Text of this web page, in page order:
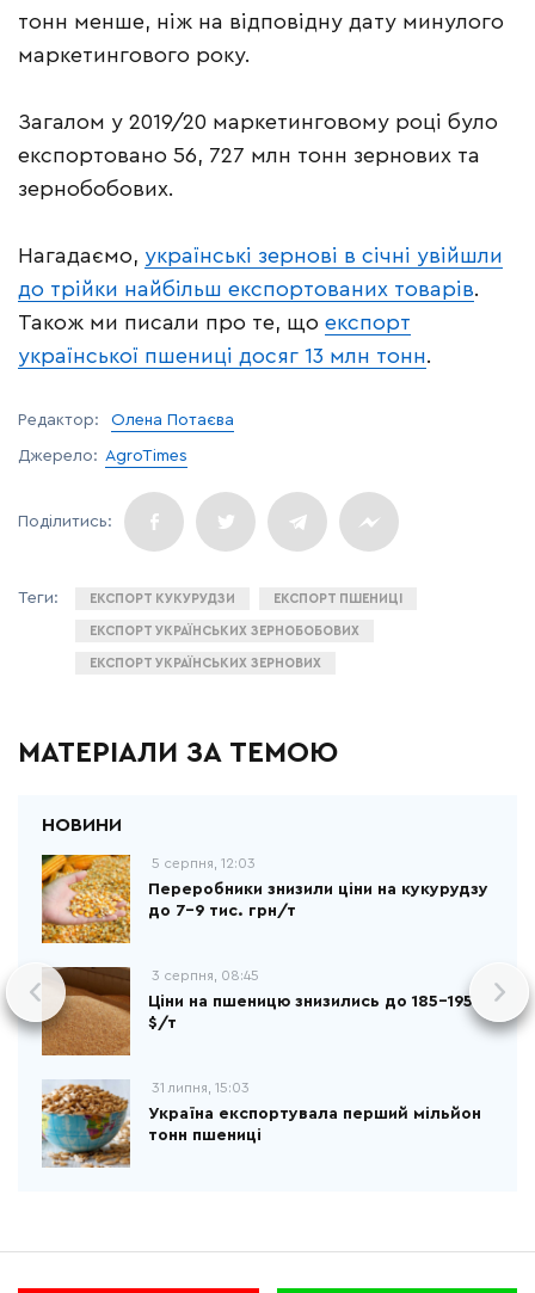
тонн менше, ніж на відповідну дату минулого
маркетингового року.
Загалом у 2019/20 маркетинговому році було
експортовано 56, 727 млн тонн зернових та
зернобобових.
Нагадаємо, українські зернові в січні увійшли
до трійки найбільш експортованих товарів.
Також ми писали про те, що експорт
української пшениці досяг 13 млн тонн.
Редактор: Олена Потаєва
Джерело: AgroTimes
ЕКСПОРТ КУКУРУДЗИ ЕКСПОРТ ПШЕНИЦІ
ЕКСПОРТ УКРАЇНСЬКИХ ЗЕРНОБОБОВИХ
ЕКСПОРТ УКРАЇНСЬКИХ ЗЕРНОВИХ
МАТЕРІАЛИ ЗА ТЕМОЮ
5 серпня, 12:03
Переробники знизили ціни на кукурудзу
до 7-9 тис. грн/т
3 серпня, 08:45
Ціни на пшеницю знизились до 185-195
$/т
31 липня, 15:03
Україна експортувала перший мільйон
тонн пшениці